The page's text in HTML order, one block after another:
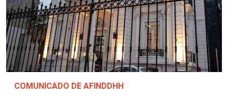
COMUNICADO DE AFINDDHH